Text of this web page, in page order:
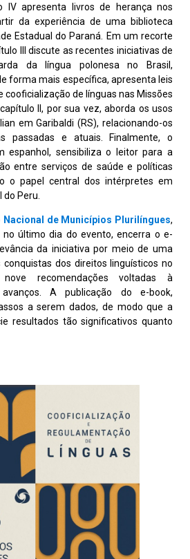
IV apresenta livros de herança nos
da experiência de uma biblioteca
Estadual do Paraná. Em um recorte
III discute as recentes iniciativas de
da língua polonesa no Brasil,
forma mais específica, apresenta leis
cooficialização de línguas nas Missões
II, por sua vez, aborda os usos
em Garibaldi (RS), relacionando-os
passadas e atuais. Finalmente, o
espanhol, sensibiliza o leitor para a
entre serviços de saúde e políticas
o papel central dos intérpretes em
Peru.
Nacional de Municípios Plurilíngues,
último dia do evento, encerra o e-
da iniciativa por meio de uma
dos direitos linguísticos no
recomendações voltadas à
A publicação do e-book,
a serem dados, de modo que a
resultados tão significativos quanto